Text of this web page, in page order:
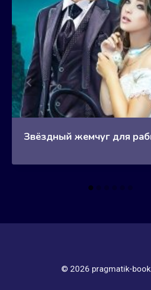
Звёздный жемчуг для
© 2026 pragmatik-